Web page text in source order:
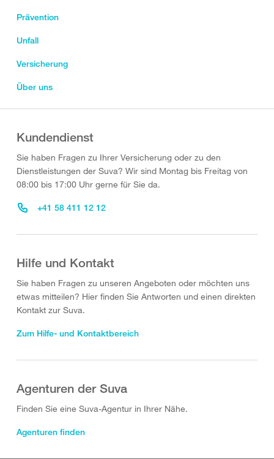
Prävention
Unfall
Versicherung
Über uns
Kundendienst
Sie haben Fragen zu Ihrer Versicherung oder zu den
Dienstleistungen der Suva? Wir sind Montag bis Freitag von
08:00 bis 17:00 Uhr gerne für Sie da.
+41 58 411 12 12
Hilfe und Kontakt
Sie haben Fragen zu unseren Angeboten oder möchten uns
etwas mitteilen? Hier finden Sie Antworten und einen direkten
Kontakt zur Suva.
Zum Hilfe- und Kontaktbereich
Agenturen der Suva
Finden Sie eine Suva-Agentur in Ihrer Nähe.
Agenturen finden